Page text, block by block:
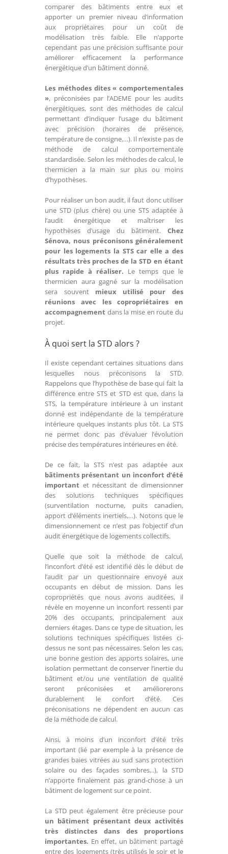
comparer des bâtiments entre eux et
apporter un premier niveau d’information
aux propriétaires pour un coût de
modélisation très faible. Elle n’apporte
cependant pas une précision suffisante pour
améliorer efficacement la performance
énergétique d’un bâtiment donné.
Les méthodes dites « comportementales
», préconisées par l’ADEME pour les audits
énergétiques, sont des méthodes de calcul
permettant d’indiquer l’usage du bâtiment
avec précision (horaires de présence,
température de consigne,…). Il n’existe pas de
méthode de calcul comportementale
standardisée. Selon les méthodes de calcul, le
thermicien a la main sur plus ou moins
d’hypothèses.
Pour réaliser un bon audit, il faut donc utiliser
une STD (plus chère) ou une STS adaptée à
l’audit énergétique et maîtriser les
hypothèses d’usage du bâtiment. Chez
Sénova, nous préconisons généralement
pour les logements la STS car elle a des
résultats très proches de la STD en étant
plus rapide à réaliser. Le temps que le
thermicien aura gagné sur la modélisation
sera souvent mieux utilisé pour des
réunions avec les copropriétaires en
accompagnement dans la mise en route du
projet.
À quoi sert la STD alors ?
Il existe cependant certaines situations dans
lesquelles nous préconisons la STD.
Rappelons que l’hypothèse de base qui fait la
différence entre STS et STD est que, dans la
STS, la température intérieure à un instant
donné est indépendante de la température
intérieure quelques instants plus tôt. La STS
ne permet donc pas d’évaluer l’évolution
précise des températures intérieures en été.
De ce fait, la STS n’est pas adaptée aux
bâtiments présentant un inconfort d’été
important et nécessitant de dimensionner
des solutions techniques spécifiques
(surventilation nocturne, puits canadien,
apport d’éléments inertiels,…). Notons que le
dimensionnement ce n’est pas l’objectif d’un
audit énergétique de logements collectifs.
Quelle que soit la méthode de calcul,
l’inconfort d’été est identifié dès le début de
l’audit par un questionnaire envoyé aux
occupants en début de mission. Dans les
copropriétés que nous avons auditées, il
révèle en moyenne un inconfort ressenti par
20% des occupants, principalement aux
derniers étages. Dans ce type de situation, les
solutions techniques spécifiques listées ci-
dessus ne sont pas nécessaires. Selon les cas,
une bonne gestion des apports solaires, une
isolation permettant de conserver l’inertie du
bâtiment et/ou une ventilation de qualité
seront préconisées et améliorerons
durablement le confort d’été. Ces
préconisations ne dépendent en aucun cas
de la méthode de calcul.
Ainsi, à moins d’un inconfort d’été très
important (lié par exemple à la présence de
grandes baies vitrées au sud sans protection
solaire ou des façades sombres,..), la STD
n’apporte finalement pas grand-chose à un
bâtiment de logement sur ce point.
La STD peut également être précieuse pour
un bâtiment présentant deux activités
très distinctes dans des proportions
importantes. En effet, un bâtiment partagé
entre des logements (très utilisés le soir et le